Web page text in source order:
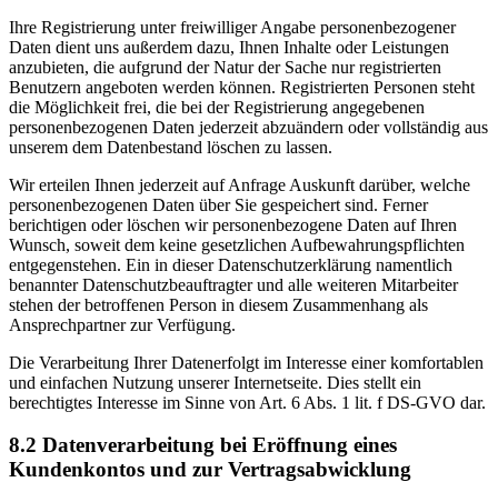
Ihre Registrierung unter freiwilliger Angabe personenbezogener
Daten dient uns außerdem dazu, Ihnen Inhalte oder Leistungen
anzubieten, die aufgrund der Natur der Sache nur registrierten
Benutzern angeboten werden können. Registrierten Personen steht
die Möglichkeit frei, die bei der Registrierung angegebenen
personenbezogenen Daten jederzeit abzuändern oder vollständig aus
unserem dem Datenbestand löschen zu lassen.
Wir erteilen Ihnen jederzeit auf Anfrage Auskunft darüber, welche
personenbezogenen Daten über Sie gespeichert sind. Ferner
berichtigen oder löschen wir personenbezogene Daten auf Ihren
Wunsch, soweit dem keine gesetzlichen Aufbewahrungspflichten
entgegenstehen. Ein in dieser Datenschutzerklärung namentlich
benannter Datenschutzbeauftragter und alle weiteren Mitarbeiter
stehen der betroffenen Person in diesem Zusammenhang als
Ansprechpartner zur Verfügung.
Die Verarbeitung Ihrer Datenerfolgt im Interesse einer komfortablen
und einfachen Nutzung unserer Internetseite. Dies stellt ein
berechtigtes Interesse im Sinne von Art. 6 Abs. 1 lit. f DS-GVO dar.
8.2 Datenverarbeitung bei Eröffnung eines
Kundenkontos und zur Vertragsabwicklung